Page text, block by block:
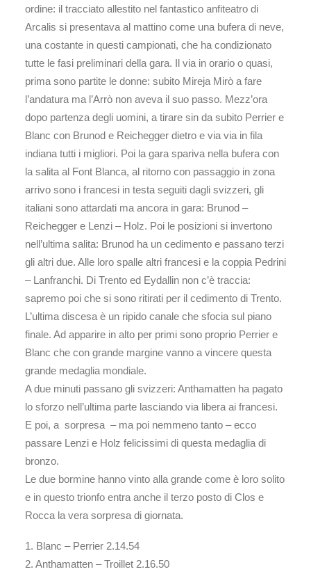
ordine: il tracciato allestito nel fantastico anfiteatro di
Arcalis si presentava al mattino come una bufera di neve,
una costante in questi campionati, che ha condizionato
tutte le fasi preliminari della gara. Il via in orario o quasi,
prima sono partite le donne: subito Mireja Mirò a fare
l’andatura ma l’Arrò non aveva il suo passo. Mezz’ora
dopo partenza degli uomini, a tirare sin da subito Perrier e
Blanc con Brunod e Reichegger dietro e via via in fila
indiana tutti i migliori. Poi la gara spariva nella bufera con
la salita al Font Blanca, al ritorno con passaggio in zona
arrivo sono i francesi in testa seguiti dagli svizzeri, gli
italiani sono attardati ma ancora in gara: Brunod –
Reichegger e Lenzi – Holz. Poi le posizioni si invertono
nell’ultima salita: Brunod ha un cedimento e passano terzi
gli altri due. Alle loro spalle altri francesi e la coppia Pedrini
– Lanfranchi. Di Trento ed Eydallin non c’è traccia:
sapremo poi che si sono ritirati per il cedimento di Trento.
L’ultima discesa è un ripido canale che sfocia sul piano
finale. Ad apparire in alto per primi sono proprio Perrier e
Blanc che con grande margine vanno a vincere questa
grande medaglia mondiale.
A due minuti passano gli svizzeri: Anthamatten ha pagato
lo sforzo nell’ultima parte lasciando via libera ai francesi.
E poi, a sorpresa – ma poi nemmeno tanto – ecco
passare Lenzi e Holz felicissimi di questa medaglia di
bronzo.
Le due bormine hanno vinto alla grande come è loro solito
e in questo trionfo entra anche il terzo posto di Clos e
Rocca la vera sorpresa di giornata.
1. Blanc – Perrier 2.14.54
2. Anthamatten – Troillet 2.16.50